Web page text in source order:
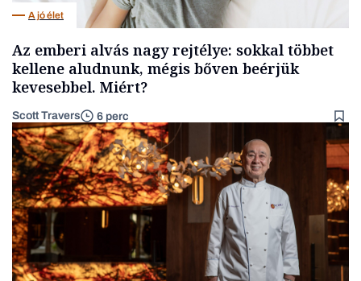
A jó élet
Az emberi alvás nagy rejtélye: sokkal többet
kellene aludnunk, mégis bőven beérjük
kevesebbel. Miért?
Scott Travers 6 perc